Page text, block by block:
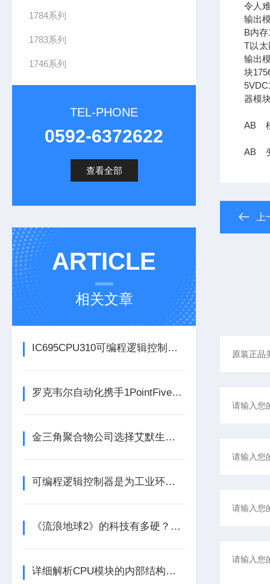
1784系列
1783系列
1746系列
TEL-PHONE
0592-6372622
查看全部
ARTICLE
相关文章
IC695CPU310可编程逻辑控制器在各行业中具体应用分享
罗克韦尔自动化携手1PointFive 签署直接空气捕获碳去除信用协议
金三角聚合物公司选择艾默生为其新建工厂提供设备数字自动化技术以及软件
可编程逻辑控制器是为工业环境设计的数字运算控制系统
《流浪地球2》的科技有多硬？工业移动机器人首登大银幕
详细解析CPU模块的内部结构及其功能
令人
输出
B内
T以太
输出
块
器模
AB
AB